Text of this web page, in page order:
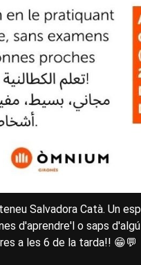
Salvadora Catà. Un
d'aprendre'l o saps
a les 6 de la tarda!! 😁💬